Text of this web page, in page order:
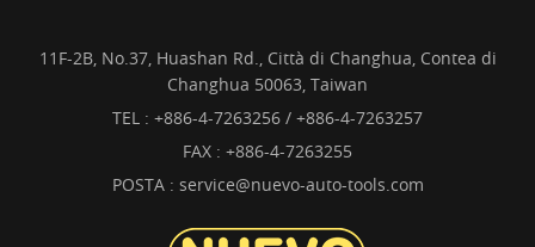
11F-2B, No.37, Huashan Rd., Città di Changhua, Contea di
Changhua 50063, Taiwan
TEL : +886-4-7263256 / +886-4-7263257
FAX : +886-4-7263255
POSTA : service@nuevo-auto-tools.com